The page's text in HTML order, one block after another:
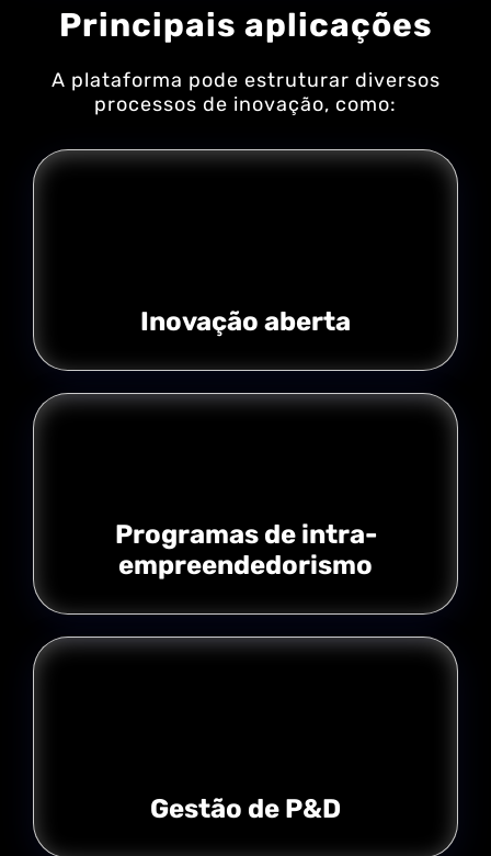
Principais aplicações
A plataforma pode estruturar diversos
processos de inovação, como:
Inovação aberta
Programas de intra-
empreendedorismo
Gestão de P&D